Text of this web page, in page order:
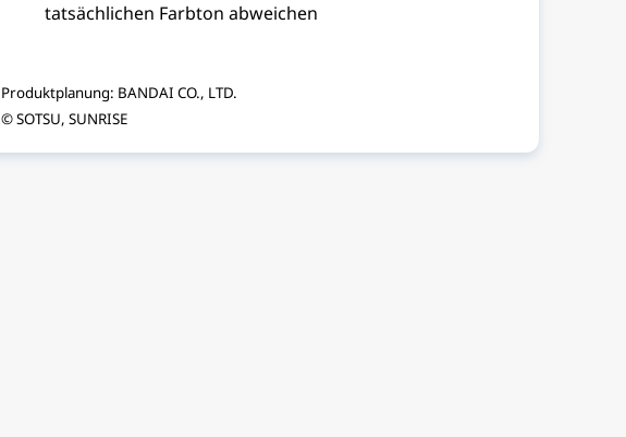
tatsächlichen Farbton abweichen
Produktplanung: BANDAI CO., LTD.
© SOTSU, SUNRISE